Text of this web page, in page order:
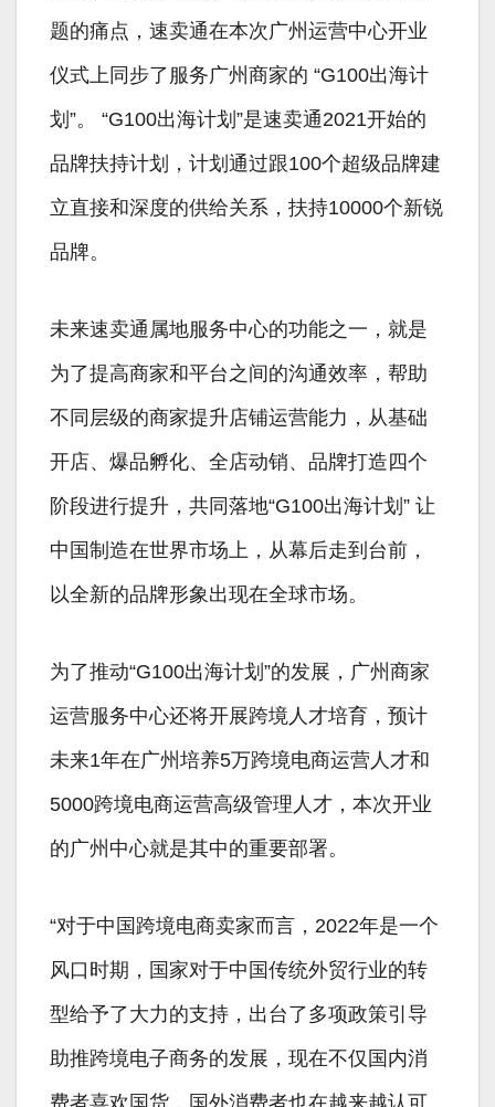
题的痛点，速卖通在本次广州运营中心开业
仪式上同步了服务广州商家的 “G100出海计
划”。 “G100出海计划”是速卖通2021开始的
品牌扶持计划，计划通过跟100个超级品牌建
立直接和深度的供给关系，扶持10000个新锐
品牌。
未来速卖通属地服务中心的功能之一，就是
为了提高商家和平台之间的沟通效率，帮助
不同层级的商家提升店铺运营能力，从基础
开店、爆品孵化、全店动销、品牌打造四个
阶段进行提升，共同落地“G100出海计划” 让
中国制造在世界市场上，从幕后走到台前，
以全新的品牌形象出现在全球市场。
为了推动“G100出海计划”的发展，广州商家
运营服务中心还将开展跨境人才培育，预计
未来1年在广州培养5万跨境电商运营人才和
5000跨境电商运营高级管理人才，本次开业
的广州中心就是其中的重要部署。
“对于中国跨境电商卖家而言，2022年是一个
风口时期，国家对于中国传统外贸行业的转
型给予了大力的支持，出台了多项政策引导
助推跨境电子商务的发展，现在不仅国内消